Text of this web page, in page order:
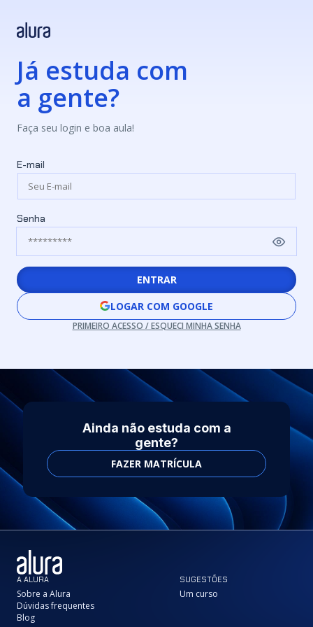
Já estuda com
a gente?
Faça seu login e boa aula!
E-mail
Senha
ENTRAR
LOGAR COM GOOGLE
PRIMEIRO ACESSO / ESQUECI MINHA SENHA
Ainda não estuda com a
gente?
FAZER MATRÍCULA
A ALURA
Sobre a Alura
Dúvidas frequentes
Blog
SUGESTÕES
Um curso